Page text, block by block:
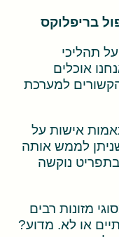
בריפלוקס
תהליכי
אוכלים
למערכת
אישות על
לממש אותה
בתפריט נוקשה
מזונות רבים
או לא. מדוע?